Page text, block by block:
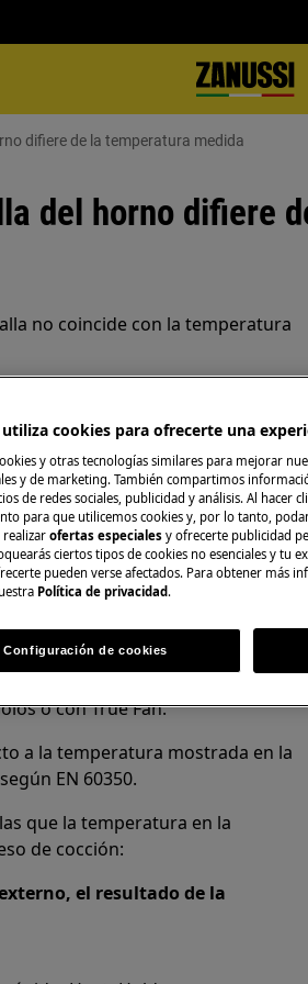
difiere de la temperatura medida
del horno difiere
no coincide con la temperatura
la temperatura - Cuando se
la temperatura se mantendrá
en la pantalla. Esto es muy
temperatura cuando otros
o con True Fan.
a la temperatura mostrada en la
EN 60350.
que la temperatura en la
de cocción:
el resultado de la
utiliza cookies para ofrecerte una
y otras tecnologías similares para mejorar
y de marketing. También compartimos
de redes sociales, publicidad y análisis. Al hacer
para que utilicemos cookies y, por lo tanto,
realizar ofertas especiales y ofrecerte publicidad
ciertos tipos de cookies no esenciales y tu
pueden verse afectados. Para obtener más
Política de privacidad.
Configuración de cookies